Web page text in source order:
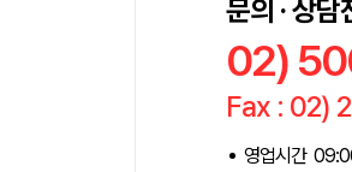
문의 · 상담
02)
Fax : 02)
영업시간